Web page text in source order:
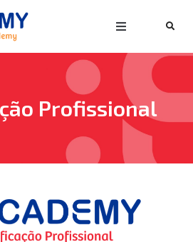
Profissional